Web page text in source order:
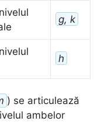
g, k
h
) se articulează
ambelor